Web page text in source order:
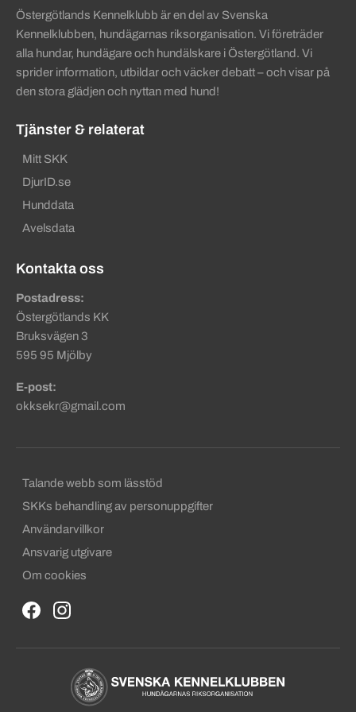
Östergötlands Kennelklubb är en del av Svenska
Kennelklubben, hundägarnas riksorganisation. Vi företräder
alla hundar, hundägare och hundälskare i Östergötland. Vi
sprider information, utbildar och väcker debatt – och visar på
den stora glädjen och nyttan med hund!
Tjänster & relaterat
Mitt SKK
DjurID.se
Hunddata
Avelsdata
Kontakta oss
Postadress:
Östergötlands KK
Bruksvägen 3
595 95 Mjölby
E-post:
okksekr@gmail.com
Sekundära sidfotslänkar
Talande webb som lässtöd
SKKs behandling av personuppgifter
Användarvillkor
Ansvarig utgivare
Om cookies